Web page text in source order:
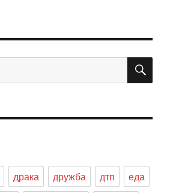
драка дружба дтп еда